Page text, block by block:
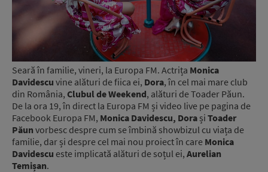
Seară în familie, vineri, la Europa FM. Actrița Monica
Davidescu vine alături de fiica ei, Dora, în cel mai mare club
din România, Clubul de Weekend, alături de Toader Păun.
De la ora 19, în direct la Europa FM și video live pe pagina de
Facebook Europa FM, Monica Davidescu, Dora și Toader
Păun vorbesc despre cum se îmbină showbizul cu viața de
familie, dar și despre cel mai nou proiect în care Monica
Davidescu este implicată alături de soțul ei, Aurelian
Temișan.